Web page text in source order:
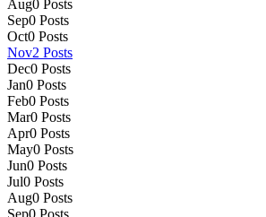
Aug0 Posts
Sep0 Posts
Oct0 Posts
Nov2 Posts
Dec0 Posts
Jan0 Posts
Feb0 Posts
Mar0 Posts
Apr0 Posts
May0 Posts
Jun0 Posts
Jul0 Posts
Aug0 Posts